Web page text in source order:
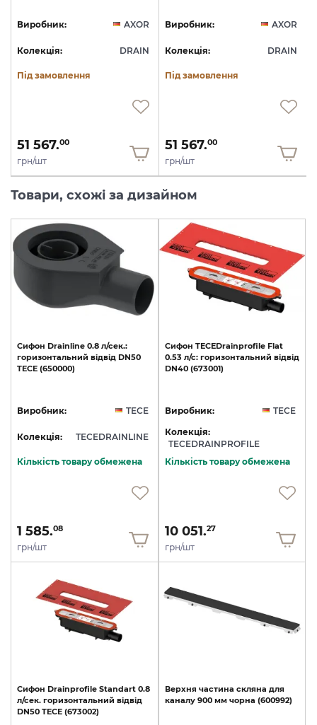
Виробник: AXOR
Колекція: DRAIN
Під замовлення
51 567.00
грн/шт
Виробник: AXOR
Колекція: DRAIN
Під замовлення
51 567.00
грн/шт
Товари, схожі за дизайном
Cифон Drainline 0.8 л/сек.:
горизонтальний відвід DN50
TECE (650000)
Виробник: TECE
Колекція: TECEDRAINLINE
Кількість товару обмежена
1 585.08
грн/шт
Cифон TECEDrainprofile Flat
0.53 л/с: горизонтальний відвід
DN40 (673001)
Виробник:
TECE
Колекція:
TECEDRAINPROFILE
Кількість товару обмежена
10 051.27
грн/шт
Cифон Drainprofile Standart 0.8
л/сек. горизонтальний відвід
DN50 TECE (673002)
Верхня частина скляна для
каналу 900 мм чорна (600992)